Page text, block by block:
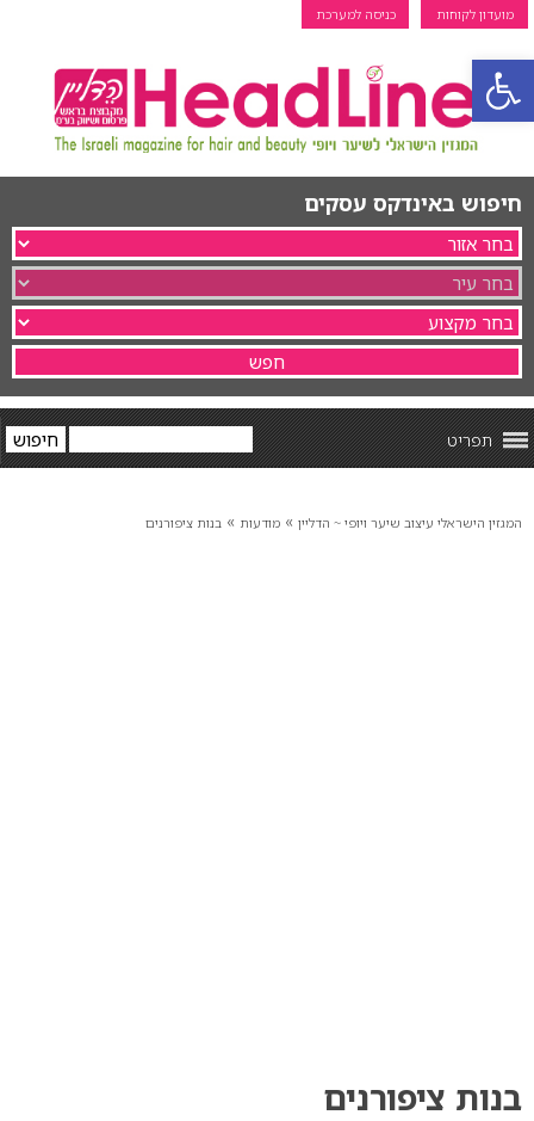
פתח סרגל נגישות
מועדון לקוחות כניסה למערכת
חיפוש באינדקס עסקים
תפריט
המגזין הישראלי עיצוב שיער ויופי ~ הדליין » מודעות » בנות ציפורנים
בנות ציפורנים